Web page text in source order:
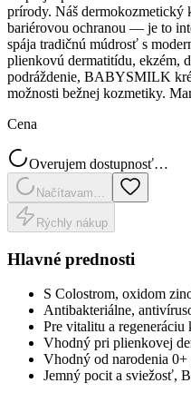
prírody. Náš dermokozmetický
bariérovou ochranou — je to
spája tradičnú múdrosť s
plienkovú dermatitídu, ekzém,
podráždenie, BABYSMILK
možnosti bežnej kozmetiky.
Cena
Overujem dostupnosť…
Načítavam…
Rýchly nákup
Hlavné prednosti
S Colostrom, oxidom
Antibakteriálne,
Pre vitalitu a
Vhodný pri plienkovej
Vhodný od narodenia 0+
Jemný pocit a sviežosť,